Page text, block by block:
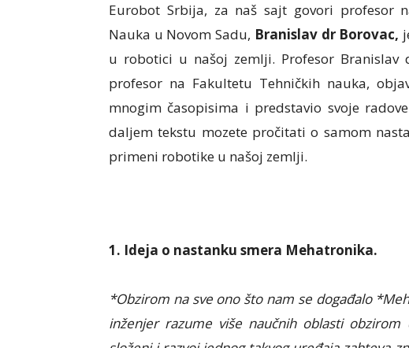
Eurobot Srbija, za naš sajt govori profesor
Nauka u Novom Sadu, Branislav dr Borovac,
u robotici u našoj zemlji. Profesor Branislav
profesor na Fakultetu Tehničkih nauka,
mnogim časopisima i predstavio svoje
daljem tekstu mozete pročitati o samom
primeni robotike u našoj zemlji.
1. Ideja o nastanku smera Mehatronika.
*Obzirom na sve ono što nam se događalo
inženjer razume više naučnih oblasti